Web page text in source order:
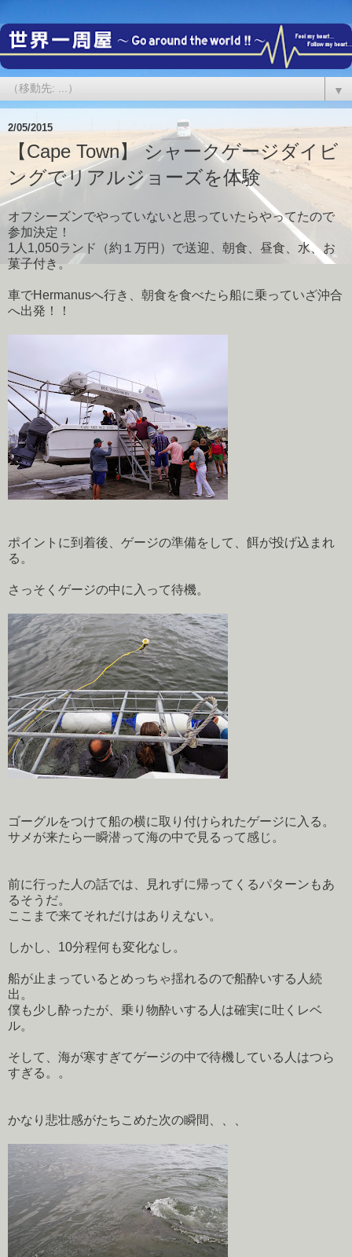
▼
2/05/2015
【Cape Town】 シャークゲージダイビ
ングでリアルジョーズを体験
オフシーズンでやっていないと思っていたらやってたので
参加決定！
1人1,050ランド（約１万円）で送迎、朝食、昼食、水、お
菓子付き。
車でHermanusへ行き、朝食を食べたら船に乗っていざ沖合
へ出発！！
ポイントに到着後、ゲージの準備をして、餌が投げ込まれ
る。
さっそくゲージの中に入って待機。
ゴーグルをつけて船の横に取り付けられたゲージに入る。
サメが来たら一瞬潜って海の中で見るって感じ。
前に行った人の話では、見れずに帰ってくるパターンもあ
るそうだ。
ここまで来てそれだけはありえない。
しかし、10分程何も変化なし。
船が止まっているとめっちゃ揺れるので船酔いする人続
出。
僕も少し酔ったが、乗り物酔いする人は確実に吐くレベ
ル。
そして、海が寒すぎてゲージの中で待機している人はつら
すぎる。。
かなり悲壮感がたちこめた次の瞬間、、、